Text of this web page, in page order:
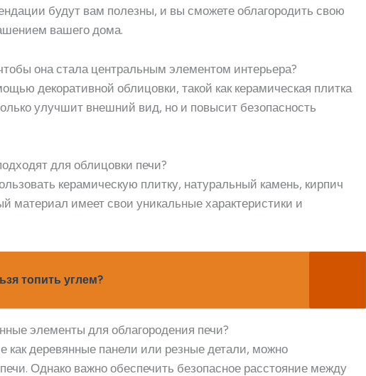
будут вам полезны, и вы сможете облагородить свою
вашего дома.
она стала центральным элементом интерьера?
декоративной облицовки, такой как керамическая плитка
улучшит внешний вид, но и повысит безопасность
для облицовки печи?
керамическую плитку, натуральный камень, кирпич
материал имеет свои уникальные характеристики и
топить углем?
элементы для облагородения печи?
как деревянные панели или резные детали, можно
Однако важно обеспечить безопасное расстояние между